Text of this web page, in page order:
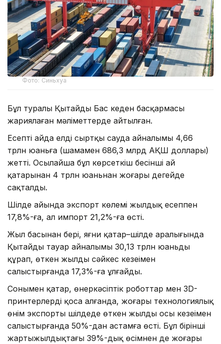
Фото: Синьхуа
Бұл туралы Қытайдың Бас кеден басқармасы
жариялаған мәліметтерде айтылған.
Есепті айда елдің сыртқы сауда айналымы 4,66
трлн юаньға (шамамен 686,3 млрд АҚШ доллары)
жетті. Осылайша бұл көрсеткіш бесінші ай
қатарынан 4 трлн юаньнан жоғары деңгейде
сақталды.
Шілде айында экспорт көлемі жылдық есеппен
17,8%-ға, ал импорт 21,2%-ға өсті.
Жыл басынан бері, яғни қаңтар–шілде аралығында
Қытайдың тауар айналымы 30,13 трлн юаньды
құрап, өткен жылдың сәйкес кезеңімен
салыстырғанда 17,3%-ға ұлғайды.
Сонымен қатар, өнеркәсіптік роботтар мен 3D-
принтерлерді қоса алғанда, жоғары технологиялық
өнім экспорты шілдеде өткен жылдың осы кезеңімен
салыстырғанда 50%-дан астамға өсті. Бұл бірінші
жартыжылдықтағы 39%-дық өсімнен де жоғары